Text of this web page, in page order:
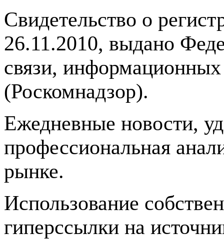
Свидетельство о
26.11.2010, выдано
связи,
(Роскомнадзор).
Ежедневные новости,
профессиональная
рынке.
Использование
гиперссылки на